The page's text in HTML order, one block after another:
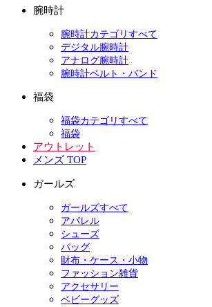
腕時計
腕時計カテゴリすべて
デジタル腕時計
アナログ腕時計
腕時計ベルト・バンド
福袋
福袋カテゴリすべて
福袋
アウトレット
メンズ TOP
ガールズ
ガールズすべて
アパレル
シューズ
バッグ
財布・ケース・小物
ファッション雑貨
アクセサリー
ベビーグッズ